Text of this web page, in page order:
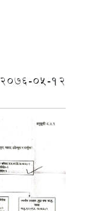
2076-05-12